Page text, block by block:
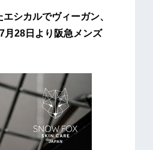
シカルでヴィーガン、
月28日より阪急メンズ